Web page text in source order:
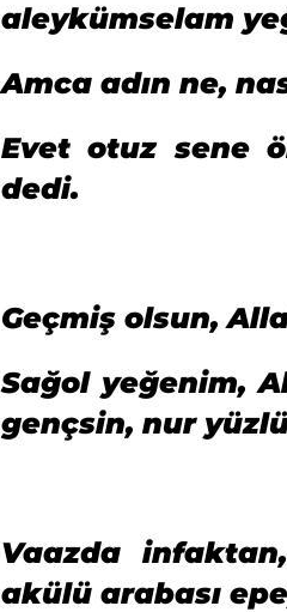
aleykümselam
Amca adın ne,
Evet otuz sene
dedi.
Geçmiş olsun,
Sağol yeğenim,
gençsin, nur
Vaazda
akülü arabası